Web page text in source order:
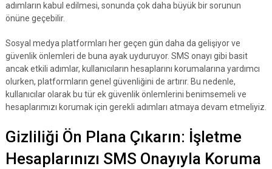
adımların kabul edilmesi, sonunda çok daha büyük bir sorunun
önüne geçebilir.
Sosyal medya platformları her geçen gün daha da gelişiyor ve
güvenlik önlemleri de buna ayak uyduruyor. SMS onayı gibi basit
ancak etkili adımlar, kullanıcıların hesaplarını korumalarına yardımcı
olurken, platformların genel güvenliğini de artırır. Bu nedenle,
kullanıcılar olarak bu tür ek güvenlik önlemlerini benimsemeli ve
hesaplarımızı korumak için gerekli adımları atmaya devam etmeliyiz.
Gizliliği Ön Plana Çıkarın: İşletme
Hesaplarınızı SMS Onayıyla Koruma